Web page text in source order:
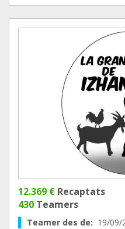
12.369 € Recaptats
430 Teamers
Teamer des de: 19/09/